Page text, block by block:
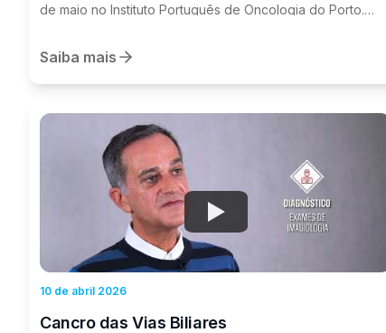
de maio no Instituto Português de Oncologia do Porto.
riscos da desumanização.
Saiba mais
Watch
10 de abril 2026
Cancro das Vias Biliares